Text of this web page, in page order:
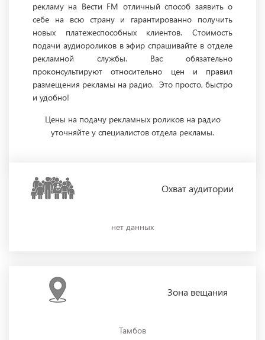
рекламу на Вести FM отличный способ заявить о
себе на всю страну и гарантированно получить
новых платежеспособных клиентов. Стоимость
подачи аудиороликов в эфир спрашивайте в отделе
рекламной службы. Вас обязательно
проконсультируют относительно цен и правил
размещения рекламы на радио. Это просто, быстро
и удобно!
Цены на подачу рекламных роликов на радио
уточняйте у специалистов отдела рекламы.
Охватаудитории
нет данных
Зона вещания
Тамбов